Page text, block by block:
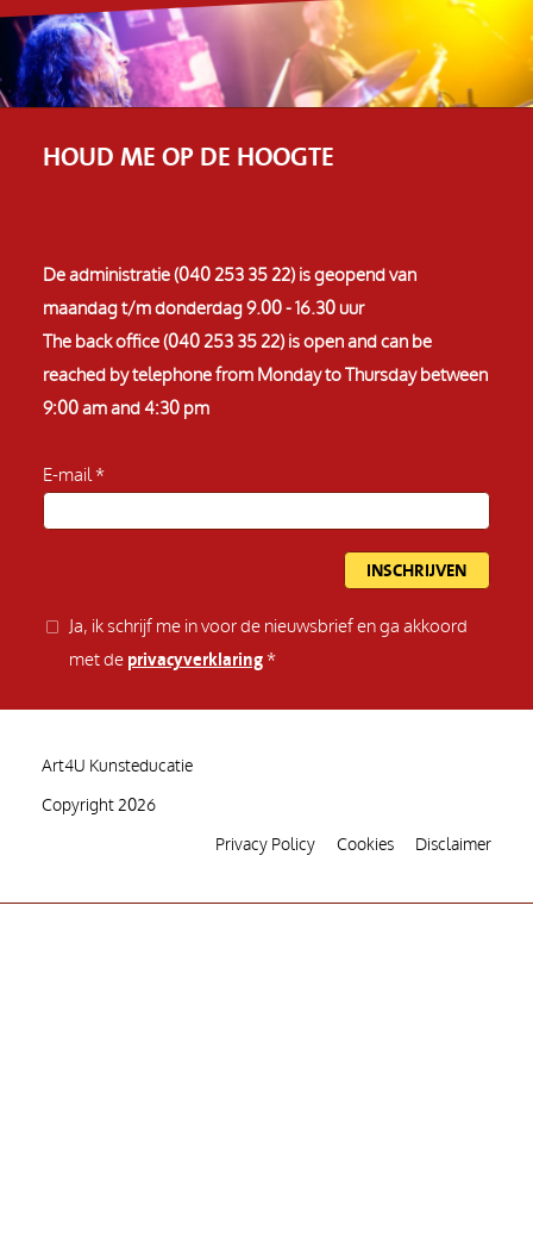
HOUD ME OP DE HOOGTE
De administratie (040 253 35 22) is geopend van
maandag t/m donderdag 9.00 - 16.30 uur
The back office (040 253 35 22) is open and can be
reached by telephone from Monday to Thursday between
9:00 am and 4:30 pm
E-mail
Ja, ik schrijf me in voor de nieuwsbrief en ga akkoord
met de privacyverklaring
Art4U Kunsteducatie
Copyright 2026
Privacy Policy
Cookies Disclaimer